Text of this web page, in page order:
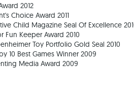
2012
Choice Award 2011
Child Magazine Seal Of Excellence
Fun Keeper Award 2010
Toy Portfolio Gold Seal 2010
10 Best Games Winner 2009
Media Award 2009